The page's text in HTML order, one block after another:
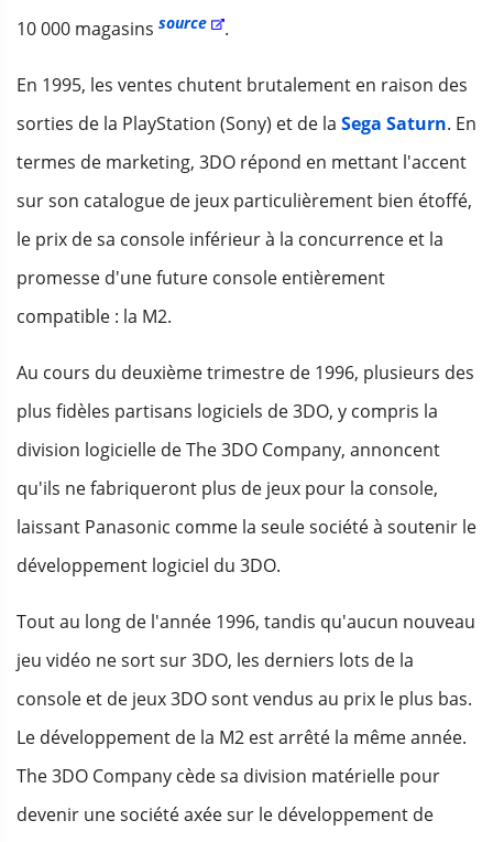
10 000 magasins source .
En 1995, les ventes chutent brutalement en raison des
sorties de la PlayStation (Sony) et de la Sega Saturn. En
termes de marketing, 3DO répond en mettant l'accent
sur son catalogue de jeux particulièrement bien étoffé,
le prix de sa console inférieur à la concurrence et la
promesse d'une future console entièrement
compatible : la M2.
Au cours du deuxième trimestre de 1996, plusieurs des
plus fidèles partisans logiciels de 3DO, y compris la
division logicielle de The 3DO Company, annoncent
qu'ils ne fabriqueront plus de jeux pour la console,
laissant Panasonic comme la seule société à soutenir le
développement logiciel du 3DO.
Tout au long de l'année 1996, tandis qu'aucun nouveau
jeu vidéo ne sort sur 3DO, les derniers lots de la
console et de jeux 3DO sont vendus au prix le plus bas.
Le développement de la M2 est arrêté la même année.
The 3DO Company cède sa division matérielle pour
devenir une société axée sur le développement de